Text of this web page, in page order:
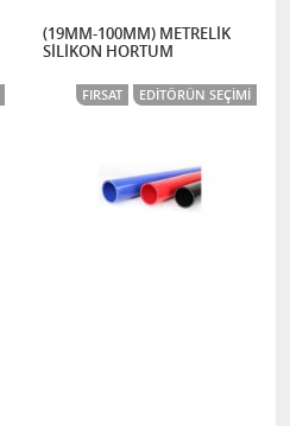
(19MM-100MM) METRELİK
SİLİKON HORTUM
FIRSAT EDITÖRÜN SEÇIMI